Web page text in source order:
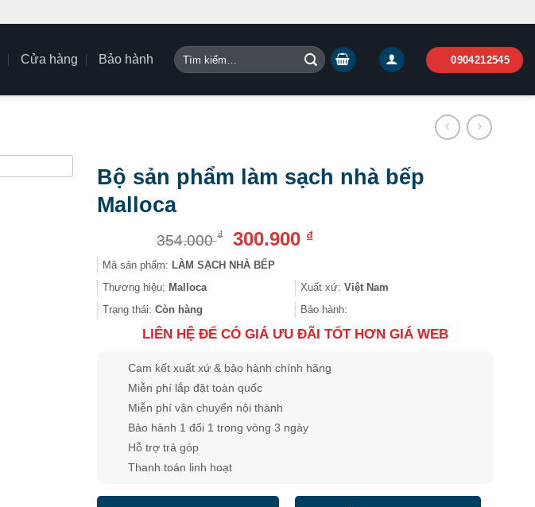
Cửa hàng Bảo hành
Tìm
kiếm:
0904212545
Bộ sản phẩm làm sạch nhà bếp
Malloca
354.000₫
Giá
gốc
là:
354.000 ₫.
300.900 ₫Giá
là:
300.900 ₫.
Mã sản phẩm: LÀM SẠCH NHÀ BẾP
Thương hiệu: Malloca Xuất xứ:Việt Nam
Trạng thái: Còn hàng Bảo hành:
LIÊN HỆ ĐỂ CÓ GIÁ ƯU ĐÃI TỐT HƠN GIÁ WEB
Cam kết xuất xứ & bảo hành chính hãng
Miễn phí lắp đặt toàn quốc
Miễn phí vận chuyển nội thành
Bảo hành 1 đổi 1 trong vòng 3 ngày
Hỗ trợ trả góp
Thanh toán linh hoạt